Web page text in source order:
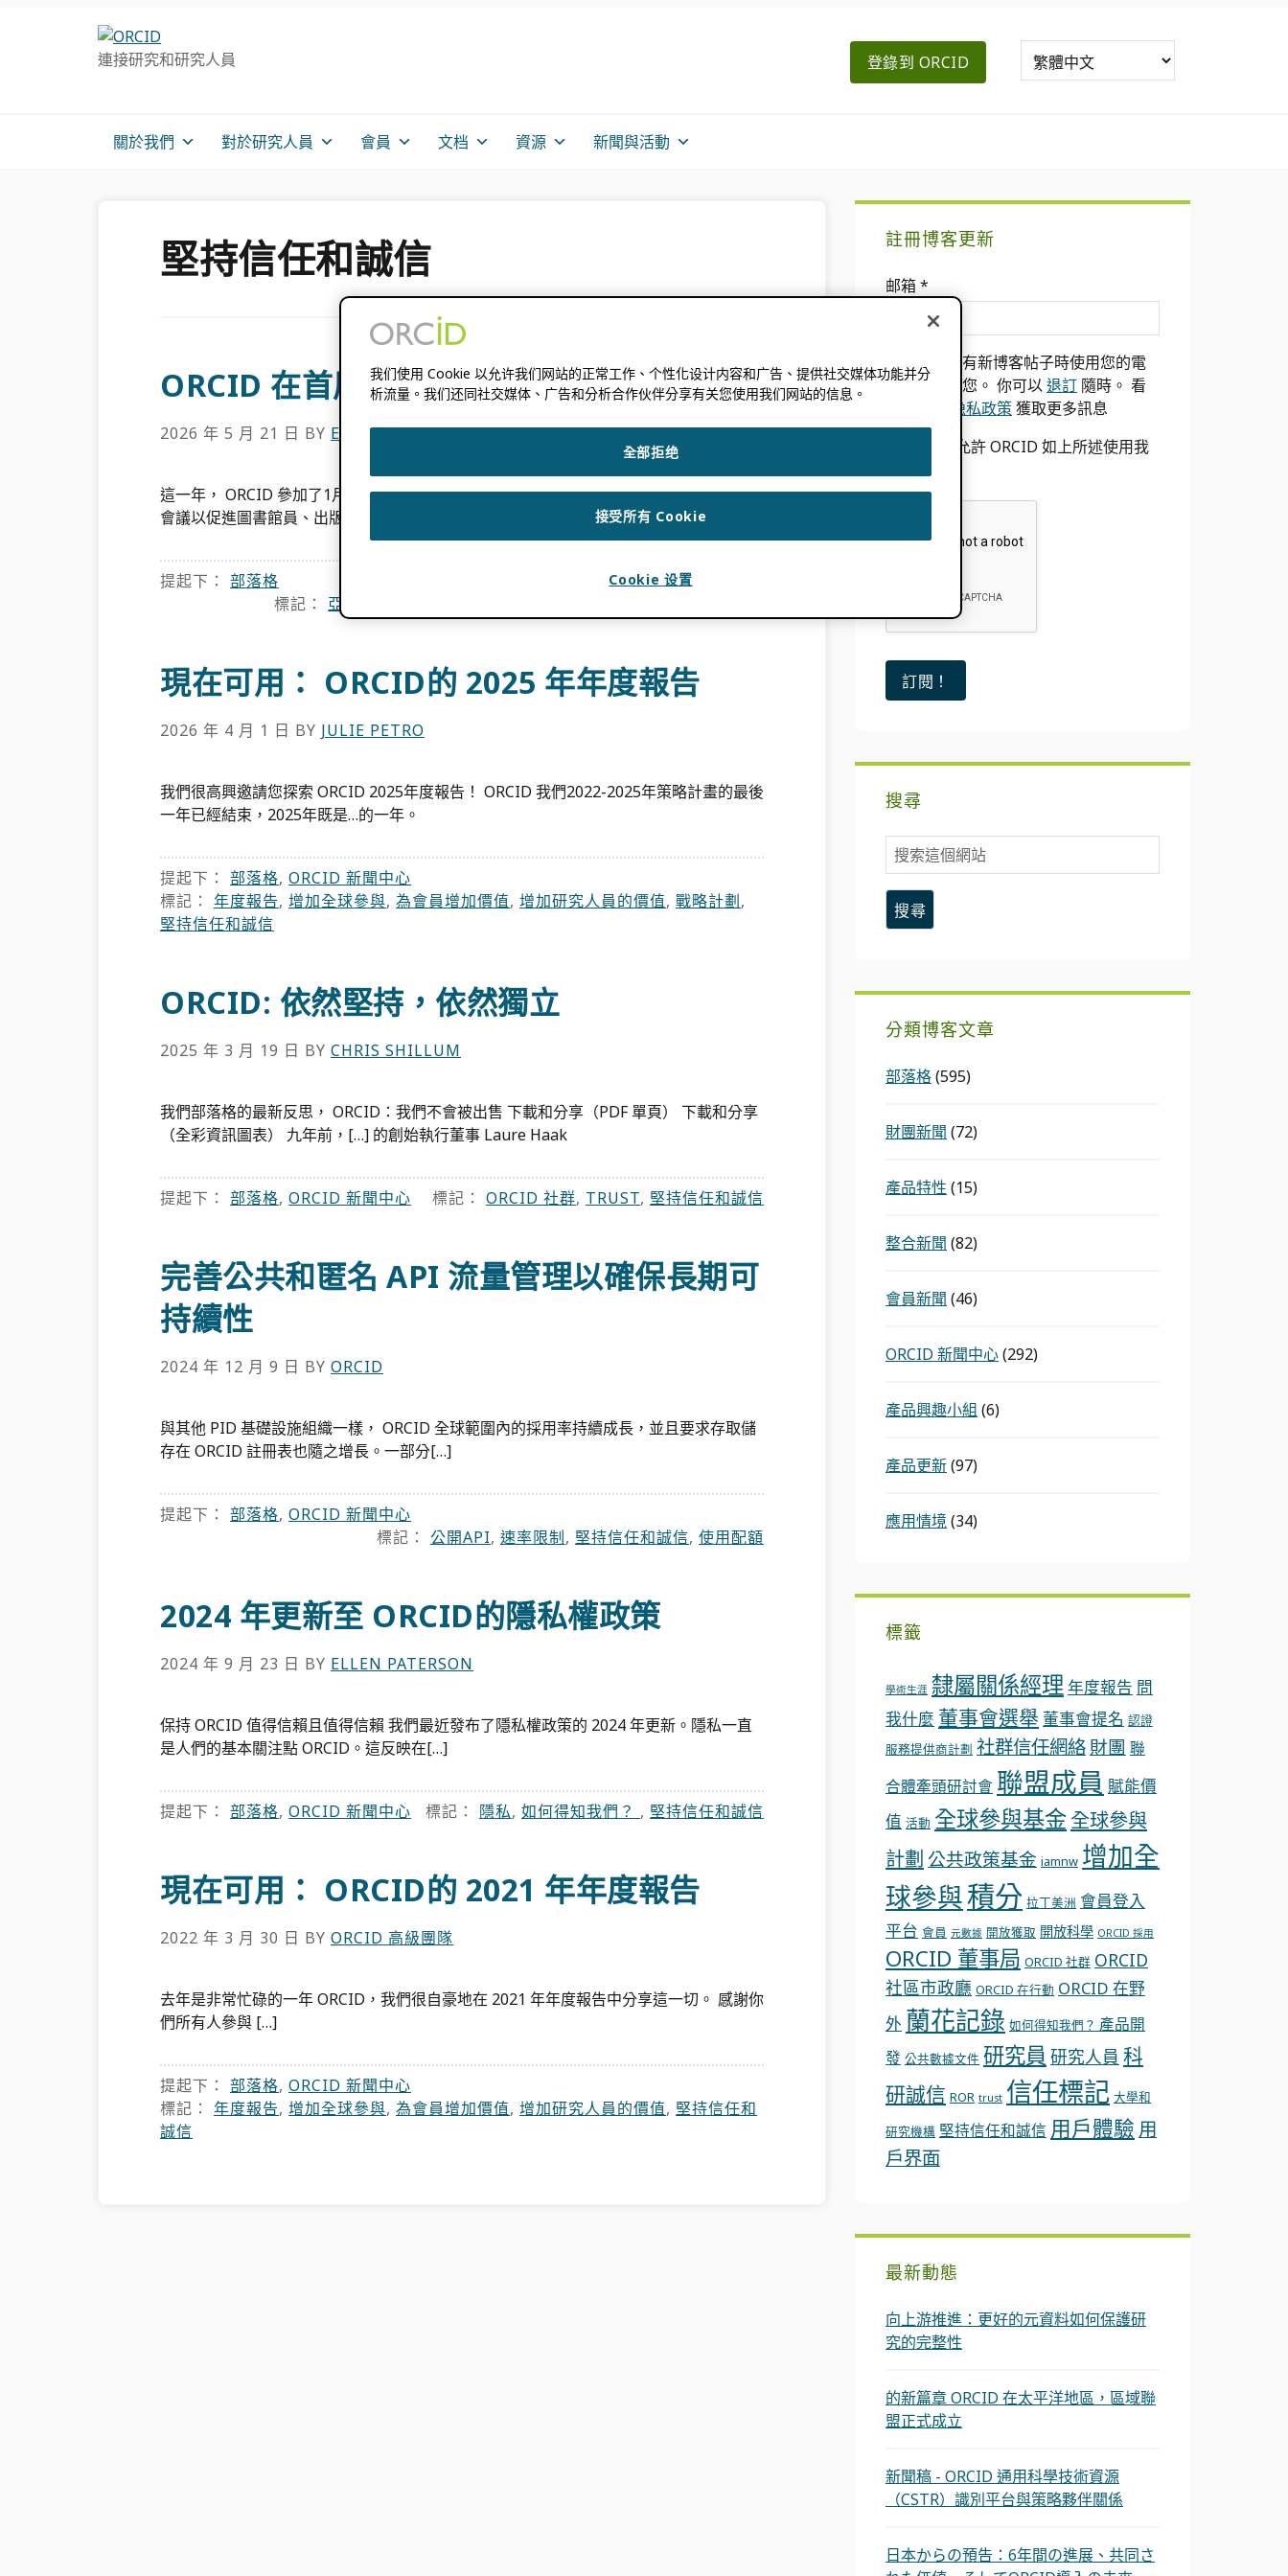
連接研究和研究人員 登錄到 ORCID
關於我們 對於研究人員 會員 文档 資源 新聞與活動
堅持信任和誠信
ORCID 在首屆查爾斯頓亞洲會議上
2026 年 5 月 21 日 BY ESTELLE CHENG,BRIAN MINIHAN
這一年， ORCID 參加了1月26日至28日在曼谷舉行的首屆查爾斯頓亞洲會議。查爾斯頓
會議以促進圖書館員、出版商、供應商和平台等各領域人士之間的跨界對話而聞名。 […]
提起下： 部落格
標記： 亞太地區
現在可用： ORCID的 2025 年年度報告
2026 年 4 月 1 日 BY JULIE PETRO
我們很高興邀請您探索 ORCID 2025年度報告！ ORCID 我們2022-2025年策略計畫的最後
一年已經結束，2025年既是…的一年。
提起下： 部落格, ORCID 新聞中心
標記： 年度報告, 增加全球參與, 為會員增加價值, 增加研究人員的價值, 戰略計劃,
堅持信任和誠信
ORCID: 依然堅持，依然獨立
2025 年 3 月 19 日 BY CHRIS SHILLUM
我們部落格的最新反思， ORCID：我們不會被出售 下載和分享（PDF 單頁） 下載和分享
（全彩資訊圖表） 九年前，[…] 的創始執行董事 Laure Haak
提起下： 部落格, ORCID 新聞中心 標記： ORCID 社群, TRUST, 堅持信任和誠信
完善公共和匿名 API 流量管理以確保長期可
持續性
2024 年 12 月 9 日 BY ORCID
與其他 PID 基礎設施組織一樣， ORCID 全球範圍內的採用率持續成長，並且要求存取儲
存在 ORCID 註冊表也隨之增長。一部分[…]
提起下： 部落格, ORCID 新聞中心
標記： 公開API, 速率限制, 堅持信任和誠信, 使用配額
2024 年更新至 ORCID的隱私權政策
2024 年 9 月 23 日 BY ELLEN PATERSON
保持 ORCID 值得信賴且值得信賴 我們最近發布了隱私權政策的 2024 年更新。隱私一直
是人們的基本關注點 ORCID。這反映在[…]
提起下： 部落格, ORCID 新聞中心 標記： 隱私, 如何得知我們？ , 堅持信任和誠信
現在可用： ORCID的 2021 年年度報告
2022 年 3 月 30 日 BY ORCID 高級團隊
去年是非常忙碌的一年 ORCID，我們很自豪地在 2021 年年度報告中分享這一切。 感謝你
們所有人參與 […]
提起下： 部落格, ORCID 新聞中心
標記： 年度報告, 增加全球參與, 為會員增加價值, 增加研究人員的價值, 堅持信任和
誠信
側
欄
註冊博客更新
邮箱*
我們只會在有新博客帖子時使用您的電
子郵件通知您。 你可以退訂 隨時。 看
隐私政策獲取更多訊息
我同意允許 ORCID 如上所述使用我
的電子郵件
搜尋
搜
索
這
個
分類博客文章
部落格(595)
財團新聞 (72)
產品特性 (15)
整合新聞 (82)
會員新聞 (46)
ORCID 新聞中心(292)
產品興趣小組 (6)
產品更新(97)
應用情境(34)
標籤
學術生涯 隸屬關係經理 年度報告 問
我什麼 董事會選舉 董事會提名 認證
服務提供商計劃 社群信任網絡 財團 聯
合體牽頭研討會 聯盟成員 賦能價
值 活動 全球參與基金全球參與
計劃 公共政策基金 iamnw 增加全
球參與積分 拉丁美洲 會員登入
平台 會員 元數據 開放獲取 開放科學 ORCID 採用
ORCID 董事局 ORCID 社群 ORCID
社區市政廳 ORCID 在行動 ORCID 在野
外 蘭花記錄 如何得知我們？ 產品開
發 公共數據文件 研究員 研究人員 科
研誠信 ROR trust 信任標記 大學和
研究機構 堅持信任和誠信 用戶體驗 用
戶界面
最新動態
向上游推進：更好的元資料如何保護研
究的完整性
的新篇章 ORCID 在太平洋地區，區域聯
盟正式成立
新聞稿 - ORCID 通用科學技術資源
（CSTR）識別平台與策略夥伴關係
日本からの預告：6年間の進展、共同さ
我们使用 Cookie 以允许我们网站的正常工作、个性化设计内容和广告、提供社交媒体功能并分
析流量。我们还同社交媒体、广告和分析合作伙伴分享有关您使用我们网站的信息。
全部拒绝
接受所有 Cookie
Cookie 设置